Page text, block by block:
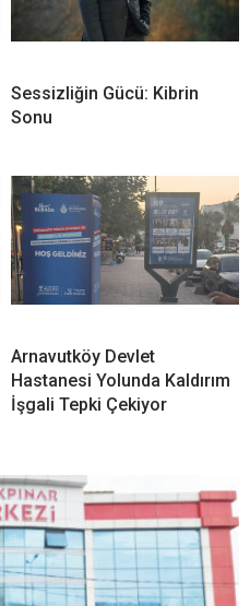
Sessizliğin Gücü: Kibrin
Sonu
Arnavutköy Devlet
Hastanesi Yolunda Kaldırım
İşgali Tepki Çekiyor